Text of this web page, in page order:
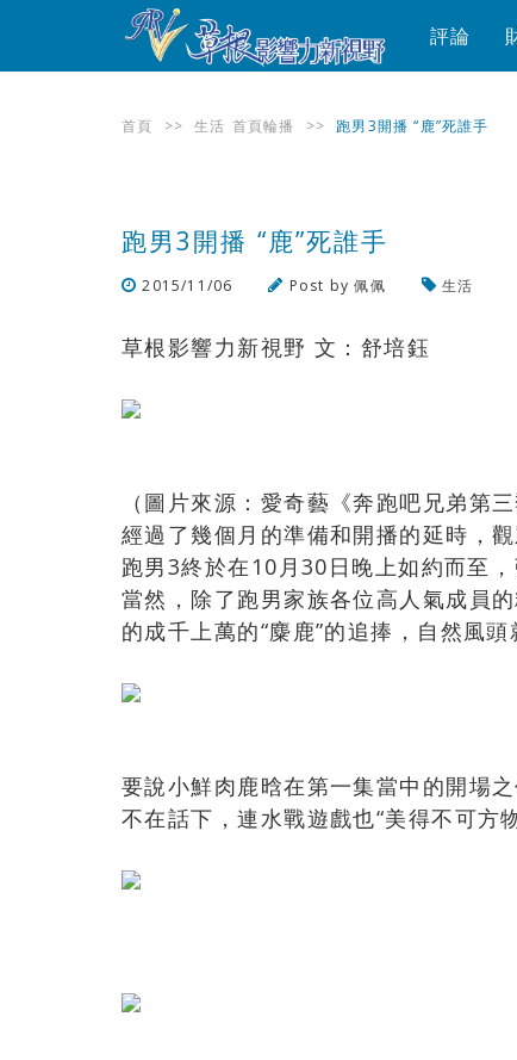
評論
首頁 >> 生活 首頁輪播 >> 跑男3開播 “鹿”死誰手
跑男3開播 “鹿”死誰手
2015/11/06 Post by佩佩 生活
草根影響力新視野 文：舒培鈺
（圖片來源：愛奇藝《奔跑吧兄弟第
經過了幾個月的準備和開播的延時，
跑男3終於在10月30日晚上如約而至
當然，除了跑男家族各位高人氣成員
的成千上萬的“麋鹿”的追捧，自然風
要說小鮮肉鹿晗在第一集當中的開場
不在話下，連水戰遊戲也“美得不可方